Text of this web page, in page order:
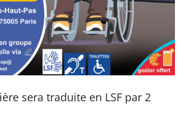
sera traduite en LSF par 2